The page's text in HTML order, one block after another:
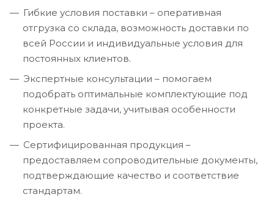
Гибкие условия поставки – оперативная
отгрузка со склада, возможность доставки по
всей России и индивидуальные условия для
постоянных клиентов.
Экспертные консультации – помогаем
подобрать оптимальные комплектующие под
конкретные задачи, учитывая особенности
проекта.
Сертифицированная продукция –
предоставляем сопроводительные документы,
подтверждающие качество и соответствие
стандартам.